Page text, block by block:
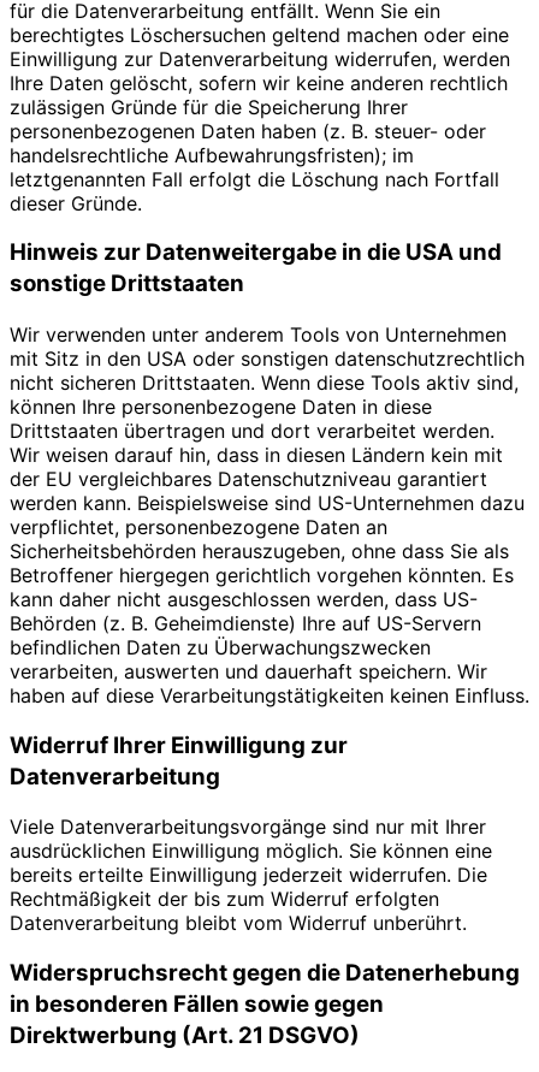
für die Datenverarbeitung entfällt. Wenn Sie ein
berechtigtes Löschersuchen geltend machen oder eine
Einwilligung zur Datenverarbeitung widerrufen, werden
Ihre Daten gelöscht, sofern wir keine anderen rechtlich
zulässigen Gründe für die Speicherung Ihrer
personenbezogenen Daten haben (z. B. steuer- oder
handelsrechtliche Aufbewahrungsfristen); im
letztgenannten Fall erfolgt die Löschung nach Fortfall
dieser Gründe.
Hinweis zur Datenweitergabe in die USA und
sonstige Drittstaaten
Wir verwenden unter anderem Tools von Unternehmen
mit Sitz in den USA oder sonstigen datenschutzrechtlich
nicht sicheren Drittstaaten. Wenn diese Tools aktiv sind,
können Ihre personenbezogene Daten in diese
Drittstaaten übertragen und dort verarbeitet werden.
Wir weisen darauf hin, dass in diesen Ländern kein mit
der EU vergleichbares Datenschutzniveau garantiert
werden kann. Beispielsweise sind US-Unternehmen dazu
verpflichtet, personenbezogene Daten an
Sicherheitsbehörden herauszugeben, ohne dass Sie als
Betroffener hiergegen gerichtlich vorgehen könnten. Es
kann daher nicht ausgeschlossen werden, dass US-
Behörden (z. B. Geheimdienste) Ihre auf US-Servern
befindlichen Daten zu Überwachungszwecken
verarbeiten, auswerten und dauerhaft speichern. Wir
haben auf diese Verarbeitungstätigkeiten keinen Einfluss.
Widerruf Ihrer Einwilligung zur
Datenverarbeitung
Viele Datenverarbeitungsvorgänge sind nur mit Ihrer
ausdrücklichen Einwilligung möglich. Sie können eine
bereits erteilte Einwilligung jederzeit widerrufen. Die
Rechtmäßigkeit der bis zum Widerruf erfolgten
Datenverarbeitung bleibt vom Widerruf unberührt.
Widerspruchsrecht gegen die Datenerhebung
in besonderen Fällen sowie gegen
Direktwerbung (Art. 21 DSGVO)